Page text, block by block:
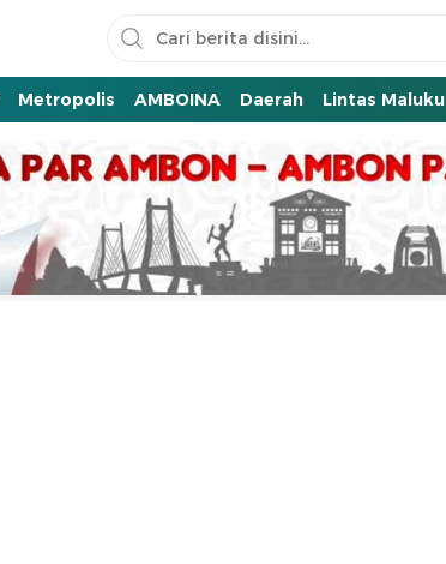
Metropolis AMBOINA Daerah Lintas Maluku